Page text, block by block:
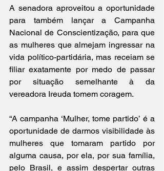
A senadora aproveitou a oportunidade
para também lançar a Campanha
Nacional de Conscientização, para que
as mulheres que almejam ingressar na
vida político-partidária, mas receiam se
filiar exatamente por medo de passar
por situação semelhante à da
vereadora Ireuda tomem coragem.
“A campanha ‘Mulher, tome partido’ é a
oportunidade de darmos visibilidade às
mulheres que tomaram partido por
alguma causa, por ela, por sua família,
pelo Brasil, e assim despertar outras